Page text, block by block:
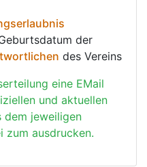
der
des Vereins
eine EMail
und aktuellen
dem jeweiligen
zum ausdrucken.